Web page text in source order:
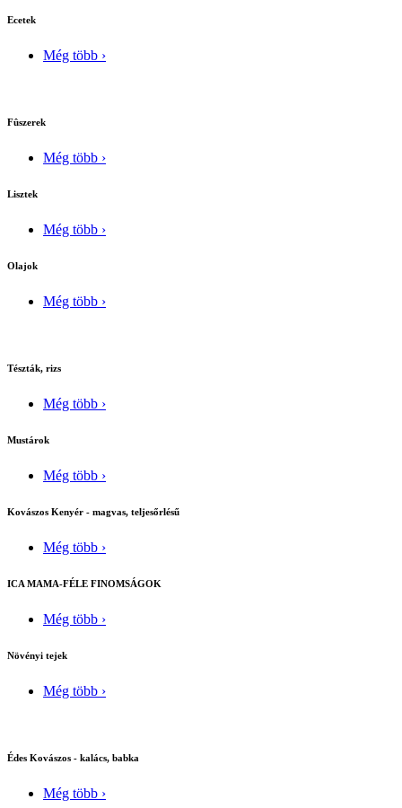
Ecetek
Még több ›
Fûszerek
Még több ›
Lisztek
Még több ›
Olajok
Még több ›
Tészták, rizs
Még több ›
Mustárok
Még több ›
Kovászos Kenyér - magvas, teljesőrlésű
Még több ›
ICA MAMA-FÉLE FINOMSÁGOK
Még több ›
Növényi tejek
Még több ›
Édes Kovászos - kalács, babka
Még több ›